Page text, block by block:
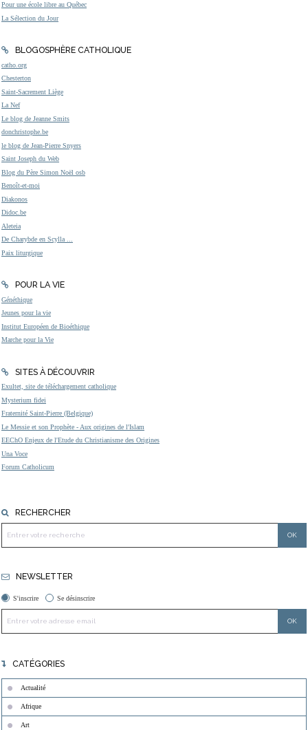
Pour une école libre au Québec
La Sélection du Jour
BLOGOSPHÈRE CATHOLIQUE
catho.org
Chesterton
Saint-Sacrement Liège
La Nef
Le blog de Jeanne Smits
donchristophe.be
le blog de Jean-Pierre Snyers
Saint Joseph du Web
Blog du Père Simon Noël osb
Benoît-et-moi
Diakonos
Didoc.be
Aleteia
De Charybde en Scylla ...
Paix liturgique
POUR LA VIE
Généthique
Jeunes pour la vie
Institut Européen de Bioéthique
Marche pour la Vie
SITES À DÉCOUVRIR
Exultet, site de téléchargement catholique
Mysterium fidei
Fraternité Saint-Pierre (Belgique)
Le Messie et son Prophète - Aux origines de l'Islam
EEChO Enjeux de l'Etude du Christianisme des Origines
Una Voce
Forum Catholicum
RECHERCHER
NEWSLETTER
S'inscrire Se désinscrire
CATÉGORIES
Actualité
Afrique
Art